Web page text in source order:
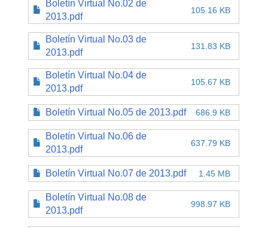
Boletín Virtual No.02 de
2013.pdf
105.16 KB
Boletín Virtual No.03 de
2013.pdf
131.83 KB
Boletín Virtual No.04 de
2013.pdf
105.67 KB
Boletín Virtual No.05 de 2013.pdf 686.9 KB
Boletín Virtual No.06 de
2013.pdf
637.79 KB
Boletín Virtual No.07 de 2013.pdf 1.45 MB
Boletín Virtual No.08 de
2013.pdf
998.97 KB